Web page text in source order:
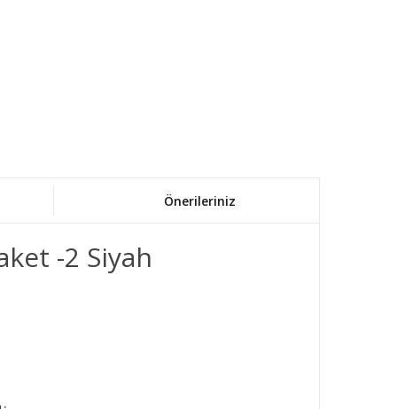
Önerileriniz
-2 Siyah